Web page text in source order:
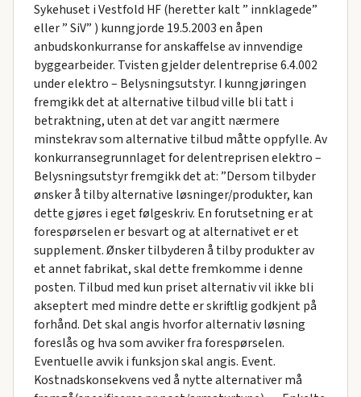
Sykehuset i Vestfold HF (heretter kalt ” innklagede”
eller ” SiV” ) kunngjorde 19.5.2003 en åpen
anbudskonkurranse for anskaffelse av innvendige
byggearbeider. Tvisten gjelder delentreprise 6.4.002
under elektro – Belysningsutstyr. I kunngjøringen
fremgikk det at alternative tilbud ville bli tatt i
betraktning, uten at det var angitt nærmere
minstekrav som alternative tilbud måtte oppfylle. Av
konkurransegrunnlaget for delentreprisen elektro –
Belysningsutstyr fremgikk det at: ”Dersom tilbyder
ønsker å tilby alternative løsninger/produkter, kan
dette gjøres i eget følgeskriv. En forutsetning er at
forespørselen er besvart og at alternativet er et
supplement. Ønsker tilbyderen å tilby produkter av
et annet fabrikat, skal dette fremkomme i denne
posten. Tilbud med kun priset alternativ vil ikke bli
akseptert med mindre dette er skriftlig godkjent på
forhånd. Det skal angis hvorfor alternativ løsning
foreslås og hva som avviker fra forespørselen.
Eventuelle avvik i funksjon skal angis. Event.
Kostnadskonsekvens ved å nytte alternativer må